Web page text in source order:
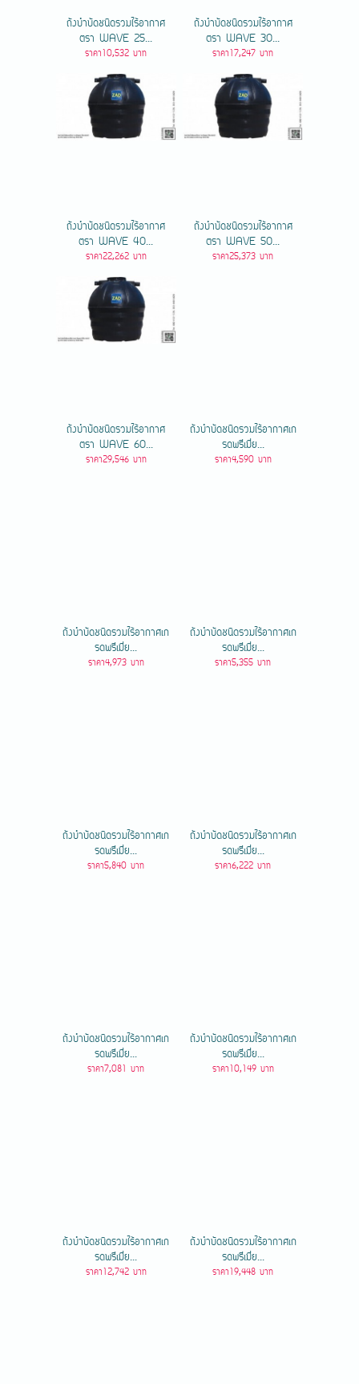
ถังบำบัดชนิดรวมไร้อากาศ
ตรา WAVE 25...
ราคา10,532 บาท
ถังบำบัดชนิดรวมไร้อากาศ
ตรา WAVE 30...
ราคา17,247 บาท
ถังบำบัดชนิดรวมไร้อากาศ
ตรา WAVE 40...
ราคา22,262 บาท
ถังบำบัดชนิดรวมไร้อากาศ
ตรา WAVE 50...
ราคา25,373 บาท
ถังบำบัดชนิดรวมไร้อากาศ
ตรา WAVE 60...
ราคา29,546 บาท
ถังบำบัดชนิดรวมไร้อากาศเก
รดพรีเมี่ย...
ราคา4,590 บาท
ถังบำบัดชนิดรวมไร้อากาศเก
รดพรีเมี่ย...
ราคา4,973 บาท
ถังบำบัดชนิดรวมไร้อากาศเก
รดพรีเมี่ย...
ราคา5,355 บาท
ถังบำบัดชนิดรวมไร้อากาศเก
รดพรีเมี่ย...
ราคา5,840 บาท
ถังบำบัดชนิดรวมไร้อากาศเก
รดพรีเมี่ย...
ราคา6,222 บาท
ถังบำบัดชนิดรวมไร้อากาศเก
รดพรีเมี่ย...
ราคา7,081 บาท
ถังบำบัดชนิดรวมไร้อากาศเก
รดพรีเมี่ย...
ราคา10,149 บาท
ถังบำบัดชนิดรวมไร้อากาศเก
รดพรีเมี่ย...
ราคา12,742 บาท
ถังบำบัดชนิดรวมไร้อากาศเก
รดพรีเมี่ย...
ราคา19,448 บาท